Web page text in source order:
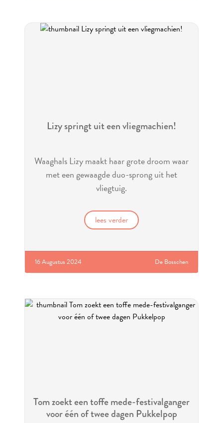
Lizy springt uit een vliegmachien!
Waaghals Lizy maakt haar grote droom waar
met een gewaagde duo-sprong uit het
vliegtuig.
lees verder
16 Augustus 2024 De Bosschen
Tom zoekt een toffe mede-festivalganger
voor één of twee dagen Pukkelpop